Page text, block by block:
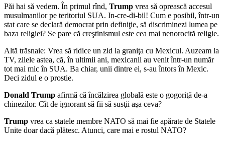
Păi hai să vedem. În primul rînd, Trump vrea să oprească accesul
musulmanilor pe teritoriul SUA. In-cre-di-bil! Cum e posibil, într-un
stat care se declară democrat prin definiţie, să discriminezi lumea pe
baza religiei? Se pare că creştinismul este cea mai nenorocită religie.
Altă trăsnaie: Vrea să ridice un zid la graniţa cu Mexicul. Auzeam la
TV, zilele astea, că, în ultimii ani, mexicanii au venit într-un număr
tot mai mic în SUA. Ba chiar, unii dintre ei, s-au întors în Mexic.
Deci zidul e o prostie.
Donald Trump afirmă că încălzirea globală este o gogoriţă de-a
chinezilor. Cît de ignorant să fii să susţii aşa ceva?
Trump vrea ca statele membre NATO să mai fie apărate de Statele
Unite doar dacă plătesc. Atunci, care mai e rostul NATO?